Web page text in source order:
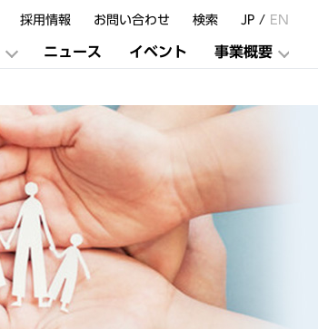
ニュース イベント 事業概要
採用情報 お問い合わせ 検索 JP / EN